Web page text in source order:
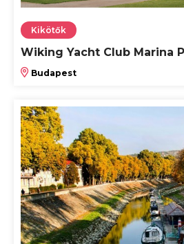
Kikötők
Wiking Yacht Club Marina
Budapest